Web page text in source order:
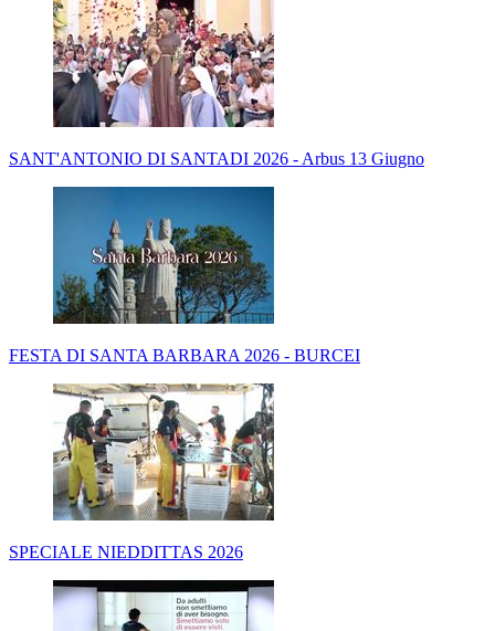
SANT'ANTONIO DI SANTADI 2026 - Arbus 13 Giugno
FESTA DI SANTA BARBARA 2026 - BURCEI
SPECIALE NIEDDITTAS 2026